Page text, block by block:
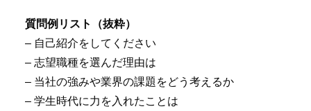
質問例リスト（抜粋）
– 自己紹介をしてください
– 志望職種を選んだ理由は
– 当社の強みや業界の課題をどう考えるか
– 学生時代に力を入れたことは